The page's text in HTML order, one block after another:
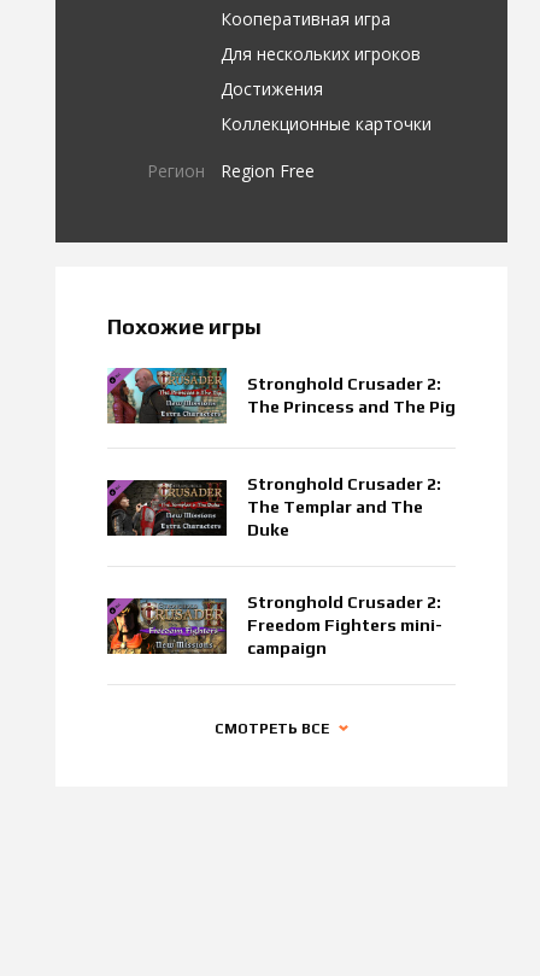
Кооперативная игра
Для нескольких игроков
Достижения
Коллекционные карточки
Регион Region Free
Похожие игры
Stronghold Crusader 2:
The Princess and The Pig
Stronghold Crusader 2:
The Templar and The
Duke
Stronghold Crusader 2:
Freedom Fighters mini-
campaign
СМОТРЕТЬ ВСЕ